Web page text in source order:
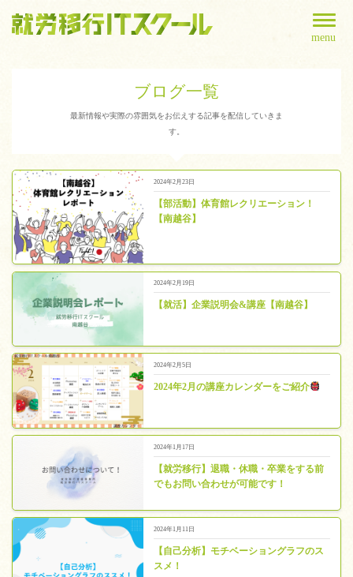
menu
ブログ一覧
最新情報や実際の雰囲気をお伝えする記事を配信していきま
す。
2024年2月23日
【部活動】体育館レクリエーション！
【南越谷】
2024年2月19日
【就活】企業説明会&講座【南越谷】
2024年2月5日
2024年2月の講座カレンダーをご紹介
2024年1月17日
【就労移行】退職・休職・卒業をする前
でもお問い合わせが可能です！
2024年1月11日
【自己分析】モチベーショングラフのス
スメ！